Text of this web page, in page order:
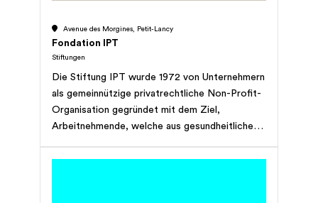
Avenue des Morgines, Petit-Lancy
Fondation IPT
Stiftungen
Die Stiftung IPT wurde 1972 von Unternehmern
als gemeinnützige privatrechtliche Non-Profit-
Organisation gegründet mit dem Ziel,
Arbeitnehmende, welche aus gesundheitlichen
konnten, bei der Suche nach einer passenden